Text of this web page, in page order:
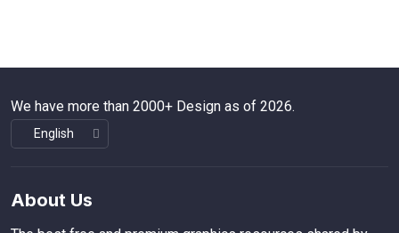
We have more than 2000+ Design as of 2026.
About Us